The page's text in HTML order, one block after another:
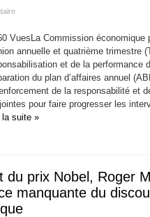
VuesLa Commission économique
annuelle et quatrième trimestre
et de la performance
du plan d’affaires annuel
de la responsabilité et
pour faire progresser les
la suite »
du prix Nobel, Roger
manquante du